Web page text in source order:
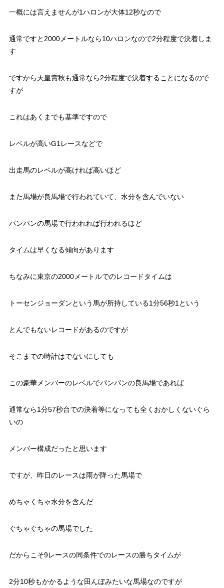
一概には言えませんが1ハロンが大体12秒なので
通常ですと2000メートルなら10ハロンなので2分程度で決着しま
す
ですから天皇賞秋も通常なら2分程度で決着することになるので
すが
これはあくまでも基準ですので
レベルが高いG1レースなどで
出走馬のレベルが高ければ高いほど
また馬場が良馬場で行われていて、水分を含んでいない
パンパンの馬場で行われれば行われるほど
タイムは早くなる傾向があります
ちなみに東京の2000メートルでのレコードタイムは
トーセンジョーダンという馬が所持している1分56秒1という
とんでもないレコードがあるのですが
そこまでの時計はでないにしても
この豪華メンバーのレベルでパンパンの良馬場であれば
通常なら1分57秒台での決着等になっても全くおかしくないぐら
いの
メンバー構成だったと思います
ですが、昨日のレースは雨が降った馬場で
めちゃくちゃ水分を含んだ
ぐちゃぐちゃの馬場でした
だからこそ9レースの同条件でのレースの勝ちタイムが
2分10秒もかかるような田んぼみたいな馬場なのですが